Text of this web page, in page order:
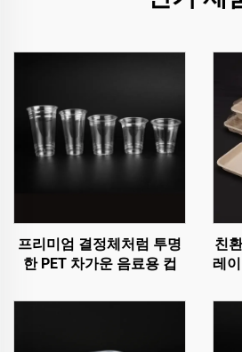
프리미엄 결정체처럼 투명
한 PET 차가운 음료용 컵
친
레